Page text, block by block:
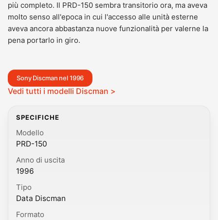
più completo. Il PRD-150 sembra transitorio ora, ma aveva
molto senso all'epoca in cui l'accesso alle unità esterne
aveva ancora abbastanza nuove funzionalità per valerne la
pena portarlo in giro.
Sony Discman nel 1996
Vedi tutti i modelli Discman >
SPECIFICHE
Modello
PRD-150
Anno di uscita
1996
Tipo
Data Discman
Formato